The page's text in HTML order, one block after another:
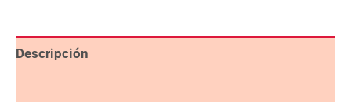
Descripción